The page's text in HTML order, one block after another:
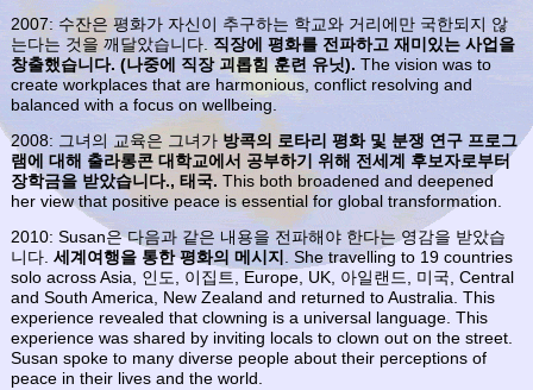
2007: 수잔은 평화가 자신이 추구하는 학교와 거리에만 국한되지 않
는다는 것을 깨달았습니다. 직장에 평화를 전파하고 재미있는 사업을
창출했습니다. (나중에 직장 괴롭힘 훈련 유닛).The vision was to
create workplaces that are harmonious, conflict resolving and
balanced with a focus on wellbeing.
2008: 그녀의 교육은 그녀가 방콕의 로타리 평화 및 분쟁 연구 프로그
램에 대해 출라롱콘 대학교에서 공부하기 위해 전세계 후보자로부터
장학금을 받았습니다., 태국.This both broadened and deepened
her view that positive peace is essential for global transformation.
2010: Susan은 다음과 같은 내용을 전파해야 한다는 영감을 받았습
니다.세계여행을 통한 평화의 메시지 . She travelling to 19 countries
solo across Asia, 인도, 이집트, Europe, UK, 아일랜드, 미국, Central
and South America, New Zealand and returned to Australia. This
experience revealed that clowning is a universal language. This
experience was shared by inviting locals to clown out on the street.
Susan spoke to many diverse people about their perceptions of
peace in their lives and the world.